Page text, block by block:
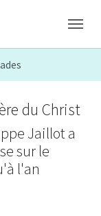
du Christ
Jaillot a
sur le
l'an